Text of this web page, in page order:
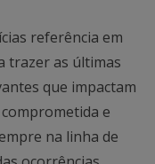
referência em
trazer as últimas
que impactam
e
na linha de